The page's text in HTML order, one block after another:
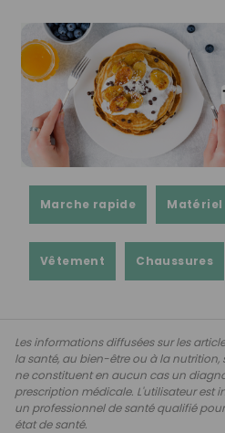
Marche rapide Matériel
Vêtement Chaussures
Les informations diffusées sur les
la santé, au bien-être ou à la
ne constituent en aucun cas un
prescription médicale. L'utilisateur est
un professionnel de santé qualifié
état de santé.